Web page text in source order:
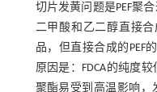
切片发黄问题是PEF聚
二甲酸和乙二醇直接
品，但直接合成的PEF
原因是：FDCA的纯度
聚酯易受到高温影响，